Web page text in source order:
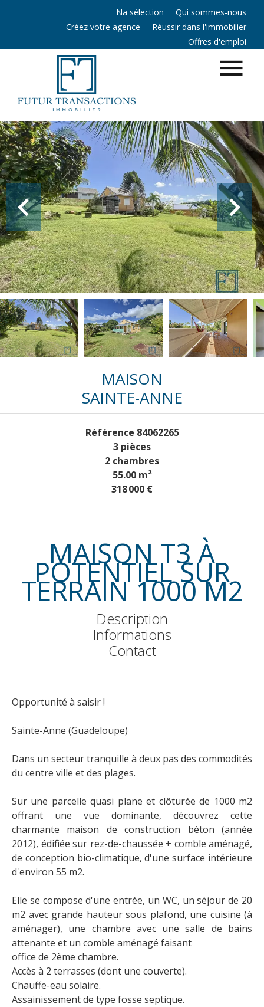
Na sélection
Qui sommes-nous
Créez votre agence
Réussir dans l'immobilier
Offres d'emploi
MAISON
SAINTE-ANNE
Référence 84062265
3 pièces
2 chambres
55.00m²
318 000 €
MAISON T3 À
POTENTIEL SUR
TERRAIN 1000 M2
Description
Informations
Contact
Opportunité à saisir !
Sainte-Anne (Guadeloupe)
Dans un secteur tranquille à deux pas des commodités
du centre ville et des plages.
Sur une parcelle quasi plane et clôturée de 1000 m2
offrant une vue dominante, découvrez cette
charmante maison de construction béton (année
2012), édifiée sur rez-de-chaussée + comble aménagé,
de conception bio-climatique, d'une surface intérieure
d'environ 55 m2.
Elle se compose d'une entrée, un WC, un séjour de 20
m2 avec grande hauteur sous plafond, une cuisine (à
aménager), une chambre avec une salle de bains
attenante et un comble aménagé faisant
office de 2ème chambre.
Accès à 2 terrasses (dont une couverte).
Chauffe-eau solaire.
Assainissement de type fosse septique.